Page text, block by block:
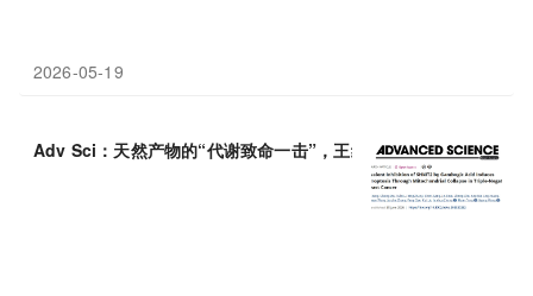
2026-05-19
Adv Sci：天然产物的“代谢致命一击”，王继刚等揭示藤黄酸通过